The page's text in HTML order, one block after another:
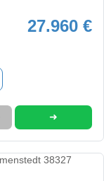
27.960 €
➜